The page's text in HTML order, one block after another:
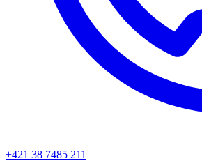
+421 38 7485 211